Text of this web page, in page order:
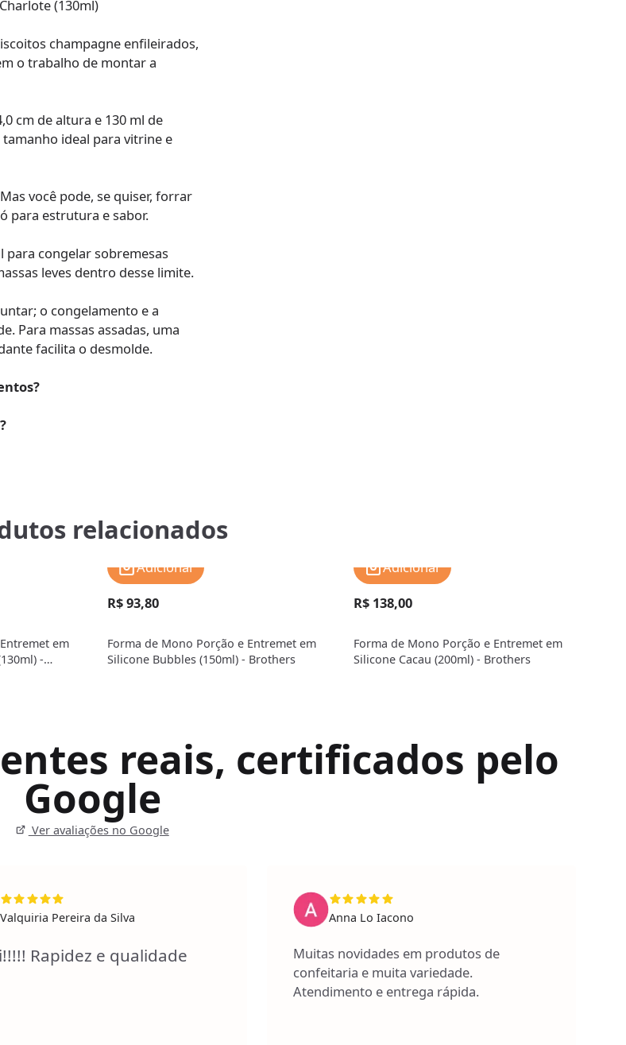
(130ml)
champagne enfileirados,
o trabalho de montar a
cm de altura e 130 ml de
ideal para vitrine e
você pode, se quiser, forrar
para estrutura e sabor.
para congelar sobremesas
leves dentro desse limite.
o congelamento e a
Para massas assadas, uma
facilita o desmolde.
relacionados
em
-
R$ 93,80
Forma de Mono Porção e Entremet em
Silicone Bubbles (150ml) - Brothers
Adicionar
R$ 138,00
Forma de Mono Porção e Entremet em
Silicone Cacau (200ml) - Brothers
Adicionar
reais, certificados pelo
Google
Ver avaliações no Google
Valquiria Pereira da Silva
Rapidez e qualidade
Anna Lo Iacono
Muitas novidades em produtos de
confeitaria e muita variedade.
Atendimento e entrega rápida.